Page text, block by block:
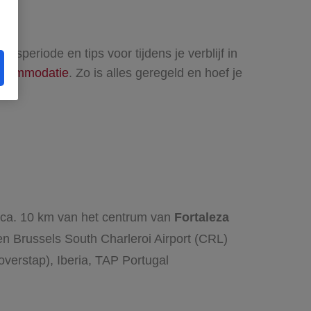
en tips voor tijdens je verblijf in
. Zo is alles geregeld en hoef je
10 km van het centrum van Fortaleza
Brussels South Charleroi Airport (CRL)
Iberia, TAP Portugal